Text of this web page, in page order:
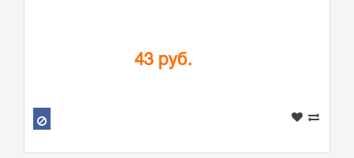
43 руб.